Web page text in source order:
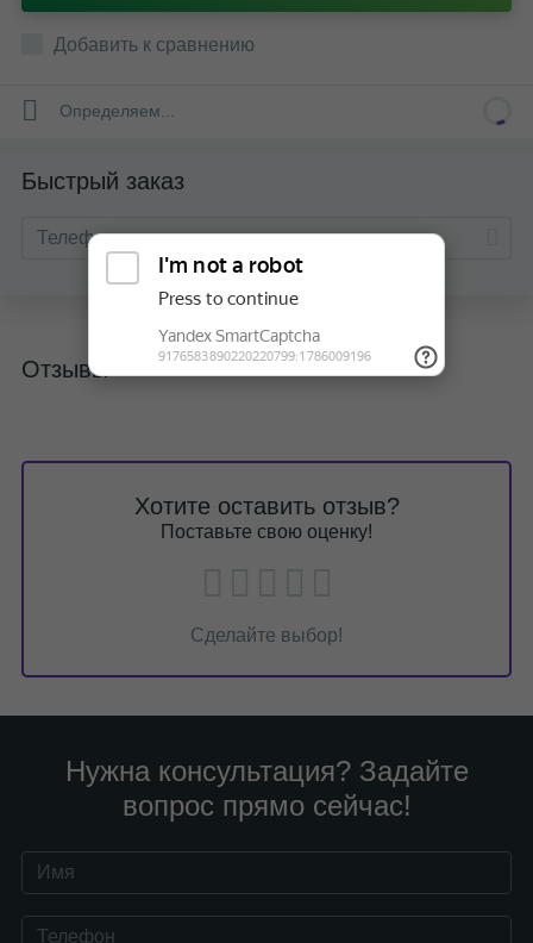
Добавить к сравнению
Определяем...
Быстрый заказ
Отзывы
Хотите оставить отзыв?
Поставьте свою оценку!
Сделайте выбор!
Нужна консультация? Задайте
вопрос прямо сейчас!